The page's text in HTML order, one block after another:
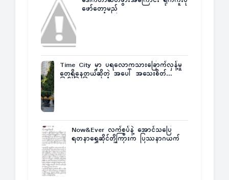
ဖော်တော့မည်
Time City မှာ ပရလောကသားခြောက်လှန့်မှု
တွေရှိနေတယ်ဆိုတဲ့ အပေါ် အသေးစိတ်
Now&Ever လက်စွပ်နဲ့ အောင်သပြေ
ရတနာရွှေဆိုင်တို့ကြားက ပြဿနာဂယက်